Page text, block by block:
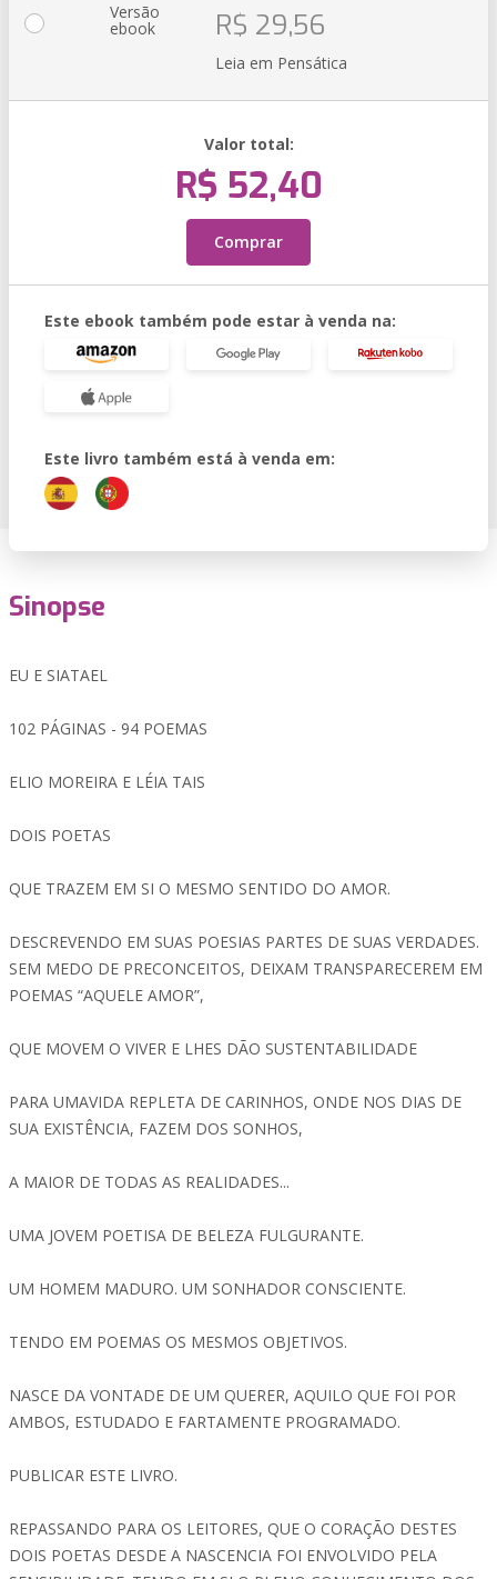
Versão
ebook R$ 29,56
Leia em Pensática
Valor total:
R$ 52,40
Comprar
Este ebook também pode estar à venda na:
Este livro também está à venda em:
Sinopse
EU E SIATAEL
102 PÁGINAS - 94 POEMAS
ELIO MOREIRA E LÉIA TAIS
DOIS POETAS
QUE TRAZEM EM SI O MESMO SENTIDO DO AMOR.
DESCREVENDO EM SUAS POESIAS PARTES DE SUAS VERDADES.
SEM MEDO DE PRECONCEITOS, DEIXAM TRANSPARECEREM EM
POEMAS “AQUELE AMOR”,
QUE MOVEM O VIVER E LHES DÃO SUSTENTABILIDADE
PARA UMAVIDA REPLETA DE CARINHOS, ONDE NOS DIAS DE
SUA EXISTÊNCIA, FAZEM DOS SONHOS,
A MAIOR DE TODAS AS REALIDADES...
UMA JOVEM POETISA DE BELEZA FULGURANTE.
UM HOMEM MADURO. UM SONHADOR CONSCIENTE.
TENDO EM POEMAS OS MESMOS OBJETIVOS.
NASCE DA VONTADE DE UM QUERER, AQUILO QUE FOI POR
AMBOS, ESTUDADO E FARTAMENTE PROGRAMADO.
PUBLICAR ESTE LIVRO.
REPASSANDO PARA OS LEITORES, QUE O CORAÇÃO DESTES
DOIS POETAS DESDE A NASCENCIA FOI ENVOLVIDO PELA